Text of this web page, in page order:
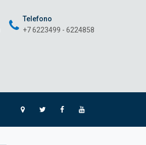
Telefono
+7 6223499 - 6224858